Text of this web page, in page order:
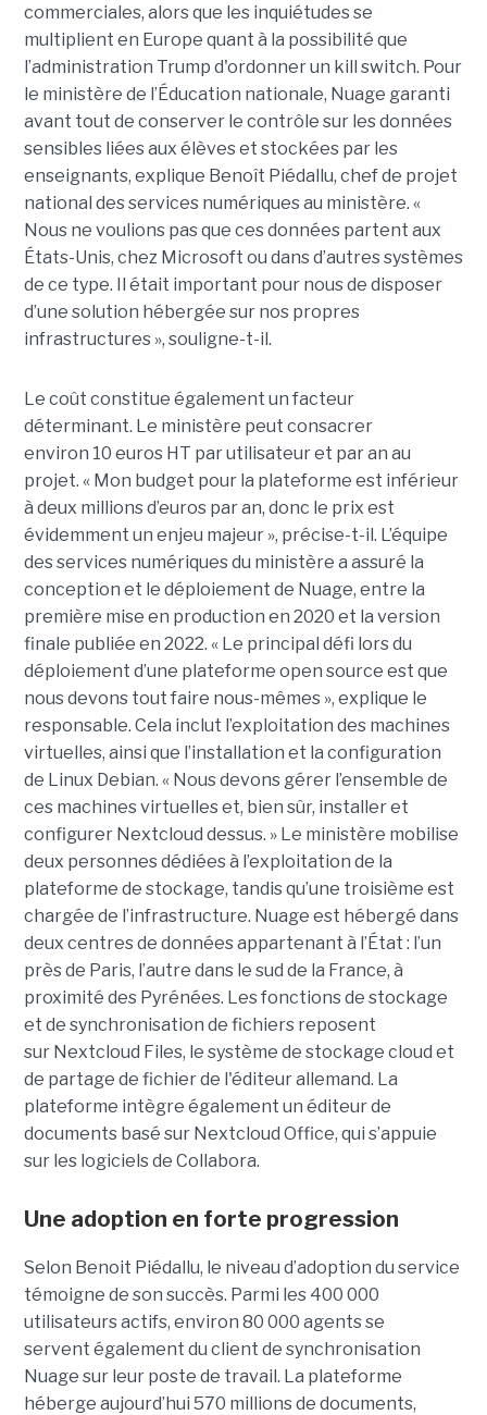
commerciales, alors que les inquiétudes se
multiplient en Europe quant à la possibilité que
l’administration Trump d'ordonner un kill switch. Pour
le ministère de l’Éducation nationale, Nuage garanti
avant tout de conserver le contrôle sur les données
sensibles liées aux élèves et stockées par les
enseignants, explique Benoît Piédallu, chef de projet
national des services numériques au ministère. «
Nous ne voulions pas que ces données partent aux
États-Unis, chez Microsoft ou dans d’autres systèmes
de ce type. Il était important pour nous de disposer
d’une solution hébergée sur nos propres
infrastructures », souligne-t-il.
Le coût constitue également un facteur
déterminant. Le ministère peut consacrer
environ 10 euros HT par utilisateur et par an au
projet. « Mon budget pour la plateforme est inférieur
à deux millions d’euros par an, donc le prix est
évidemment un enjeu majeur », précise-t-il. L’équipe
des services numériques du ministère a assuré la
conception et le déploiement de Nuage, entre la
première mise en production en 2020 et la version
finale publiée en 2022. « Le principal défi lors du
déploiement d’une plateforme open source est que
nous devons tout faire nous-mêmes », explique le
responsable. Cela inclut l’exploitation des machines
virtuelles, ainsi que l’installation et la configuration
de Linux Debian. « Nous devons gérer l’ensemble de
ces machines virtuelles et, bien sûr, installer et
configurer Nextcloud dessus. » Le ministère mobilise
deux personnes dédiées à l’exploitation de la
plateforme de stockage, tandis qu’une troisième est
chargée de l’infrastructure. Nuage est hébergé dans
deux centres de données appartenant à l’État : l’un
près de Paris, l’autre dans le sud de la France, à
proximité des Pyrénées. Les fonctions de stockage
et de synchronisation de fichiers reposent
sur Nextcloud Files, le système de stockage cloud et
de partage de fichier de l'éditeur allemand. La
plateforme intègre également un éditeur de
documents basé sur Nextcloud Office, qui s’appuie
sur les logiciels de Collabora.
Une adoption en forte progression
Selon Benoit Piédallu, le niveau d’adoption du service
témoigne de son succès. Parmi les 400 000
utilisateurs actifs, environ 80 000 agents se
servent également du client de synchronisation
Nuage sur leur poste de travail. La plateforme
héberge aujourd’hui 570 millions de documents,